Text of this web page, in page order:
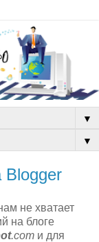
▼
▼
Blogger
не хватает
на блоге
.com и для